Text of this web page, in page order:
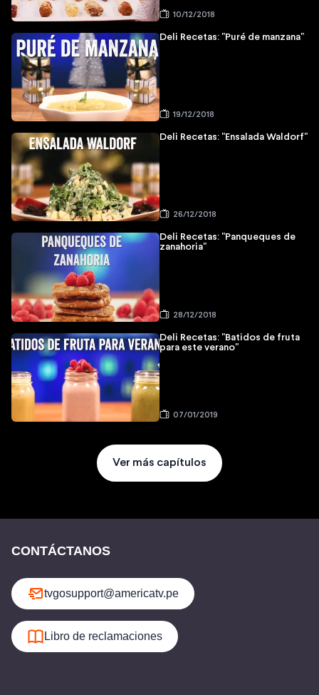
10/12/2018
Deli Recetas: "Puré de manzana"
19/12/2018
Deli Recetas: "Ensalada Waldorf"
26/12/2018
Deli Recetas: "Panqueques de
zanahoria"
28/12/2018
Deli Recetas: "Batidos de fruta
para este verano"
07/01/2019
Ver más capítulos
CONTÁCTANOS
tvgosupport@americatv.pe
Libro de reclamaciones